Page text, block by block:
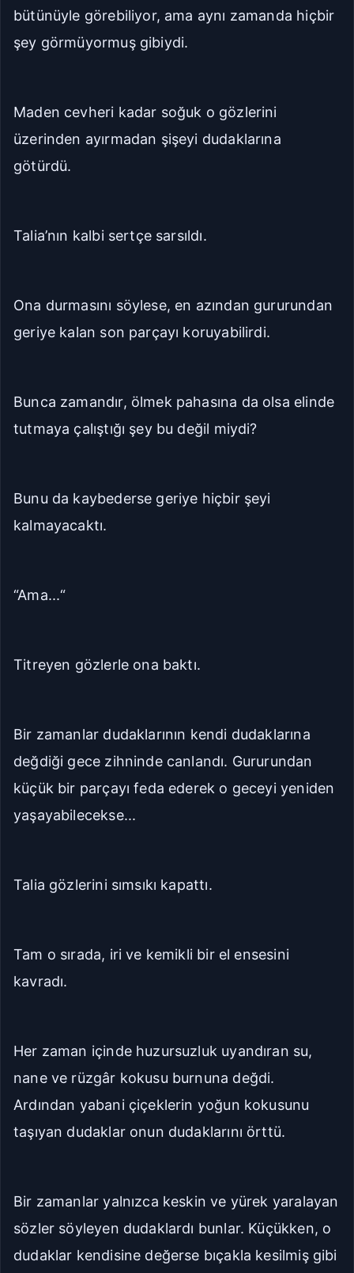
bütünüyle görebiliyor, ama aynı zamanda hiçbir
şey görmüyormuş gibiydi.
Maden cevheri kadar soğuk o gözlerini
üzerinden ayırmadan şişeyi dudaklarına
götürdü.
Talia’nın kalbi sertçe sarsıldı.
Ona durmasını söylese, en azından gururundan
geriye kalan son parçayı koruyabilirdi.
Bunca zamandır, ölmek pahasına da olsa elinde
tutmaya çalıştığı şey bu değil miydi?
Bunu da kaybederse geriye hiçbir şeyi
kalmayacaktı.
“Ama...“
Titreyen gözlerle ona baktı.
Bir zamanlar dudaklarının kendi dudaklarına
değdiği gece zihninde canlandı. Gururundan
küçük bir parçayı feda ederek o geceyi yeniden
yaşayabilecekse...
Talia gözlerini sımsıkı kapattı.
Tam o sırada, iri ve kemikli bir el ensesini
kavradı.
Her zaman içinde huzursuzluk uyandıran su,
nane ve rüzgâr kokusu burnuna değdi.
Ardından yabani çiçeklerin yoğun kokusunu
taşıyan dudaklar onun dudaklarını örttü.
Bir zamanlar yalnızca keskin ve yürek yaralayan
sözler söyleyen dudaklardı bunlar. Küçükken, o
dudaklar kendisine değerse bıçakla kesilmiş gibi